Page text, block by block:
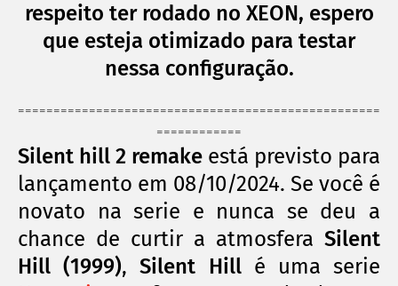
respeito ter rodado no XEON, espero
que esteja otimizado para testar
nessa configuração.
===================================================
============
Silent hill 2 remake está previsto para
lançamento em 08/10/2024. Se você é
novato na serie e nunca se deu a
chance de curtir a atmosfera Silent
Hill (1999),Silent Hillé uma serie